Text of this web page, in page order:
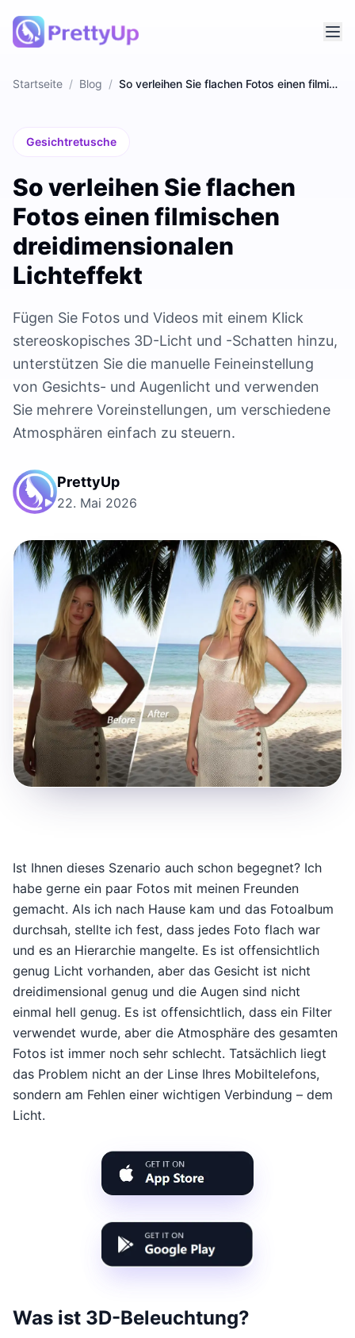
Startseite / Blog / So verleihen Sie flachen Fotos einen filmischen dreidimensionalen Lichteffekt
Gesichtretusche
So verleihen Sie flachen
Fotos einen filmischen
dreidimensionalen
Lichteffekt
Fügen Sie Fotos und Videos mit einem Klick
stereoskopisches 3D-Licht und -Schatten hinzu,
unterstützen Sie die manuelle Feineinstellung
von Gesichts- und Augenlicht und verwenden
Sie mehrere Voreinstellungen, um verschiedene
Atmosphären einfach zu steuern.
PrettyUp
22. Mai 2026
Ist Ihnen dieses Szenario auch schon begegnet? Ich
habe gerne ein paar Fotos mit meinen Freunden
gemacht. Als ich nach Hause kam und das Fotoalbum
durchsah, stellte ich fest, dass jedes Foto flach war
und es an Hierarchie mangelte. Es ist offensichtlich
genug Licht vorhanden, aber das Gesicht ist nicht
dreidimensional genug und die Augen sind nicht
einmal hell genug. Es ist offensichtlich, dass ein Filter
verwendet wurde, aber die Atmosphäre des gesamten
Fotos ist immer noch sehr schlecht. Tatsächlich liegt
das Problem nicht an der Linse Ihres Mobiltelefons,
sondern am Fehlen einer wichtigen Verbindung – dem
Licht.
Was ist 3D-Beleuchtung?